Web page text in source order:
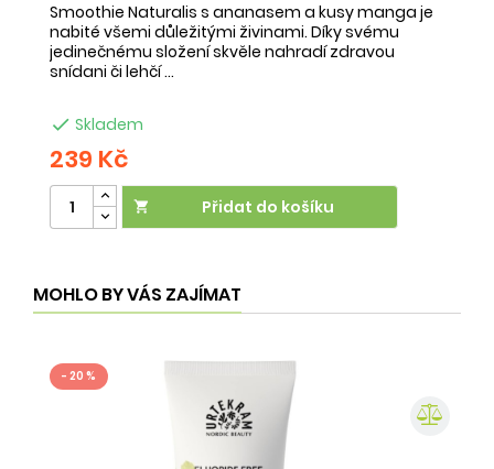
Smoothie Naturalis s ananasem a kusy manga je
nabité všemi důležitými živinami. Díky svému
jedinečnému složení skvěle nahradí zdravou
snídani či lehčí ...
 Skladem
239 Kč
 Přidat do košíku
MOHLO BY VÁS ZAJÍMAT
- 20 %